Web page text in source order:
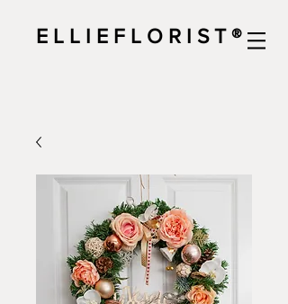
E L L I E F L O R I S T ®